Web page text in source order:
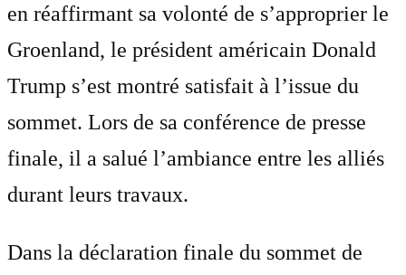
en réaffirmant sa volonté de s’approprier le
Groenland, le président américain Donald
Trump s’est montré satisfait à l’issue du
sommet. Lors de sa conférence de presse
finale, il a salué l’ambiance entre les alliés
durant leurs travaux.
Dans la déclaration finale du sommet de